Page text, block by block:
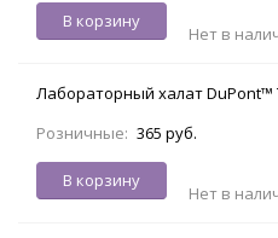
В корзину
Нет в
Лабораторный халат DuPont™
Розничные: 365 руб.
В корзину
Нет в